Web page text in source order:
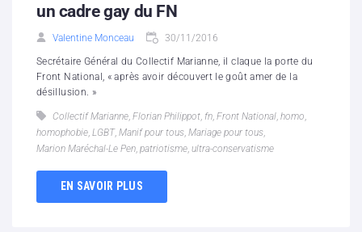
un cadre gay du FN
Valentine Monceau 30/11/2016
Secrétaire Général du Collectif Marianne, il claque la porte du
Front National, « après avoir découvert le goût amer de la
désillusion. »
Collectif Marianne, Florian Philippot, fn, Front National, homo,
homophobie, LGBT, Manif pour tous, Mariage pour tous,
Marion Maréchal-Le Pen, patriotisme, ultra-conservatisme
EN SAVOIR PLUS